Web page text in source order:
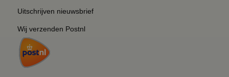
Uitschrijven nieuwsbrief
Wij verzenden Postnl